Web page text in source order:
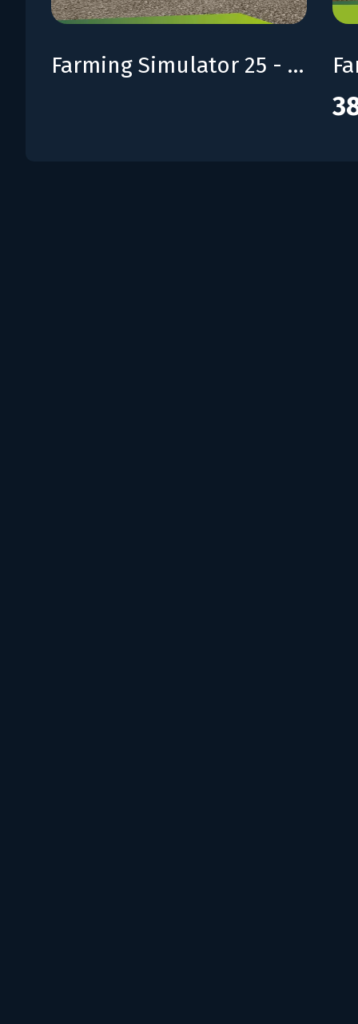
Farming Simulator 25 - MacDon Pack